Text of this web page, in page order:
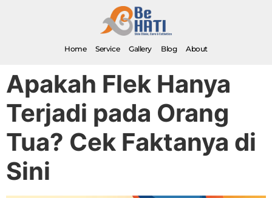
Home Service Gallery Blog About
Apakah Flek Hanya
Terjadi pada Orang
Tua? Cek Faktanya di
Sini